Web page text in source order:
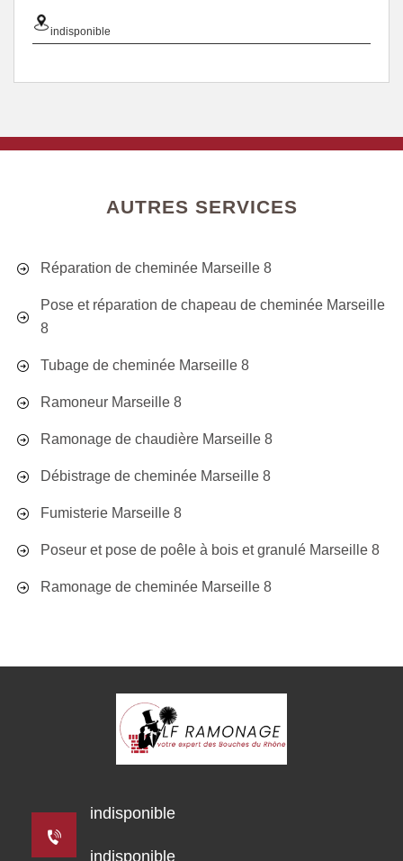
indisponible
AUTRES SERVICES
Réparation de cheminée Marseille 8
Pose et réparation de chapeau de cheminée Marseille
8
Tubage de cheminée Marseille 8
Ramoneur Marseille 8
Ramonage de chaudière Marseille 8
Débistrage de cheminée Marseille 8
Fumisterie Marseille 8
Poseur et pose de poêle à bois et granulé Marseille 8
Ramonage de cheminée Marseille 8
indisponible
indisponible